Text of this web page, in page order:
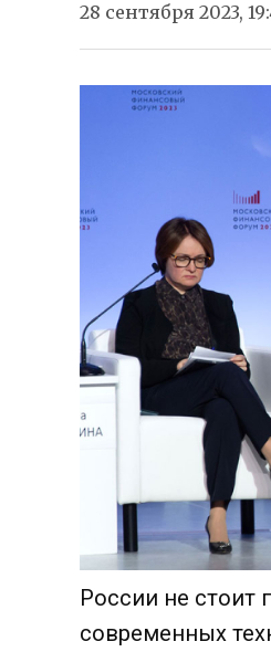
28 сентября 2023,
России не стоит
современных